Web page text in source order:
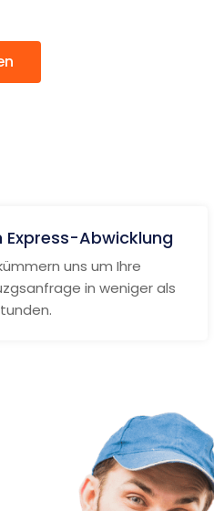
Express-Abwicklung
uns um Ihre
in weniger als